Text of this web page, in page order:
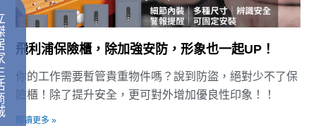
飛利浦保險櫃，除加強安防，形象也一起UP！
你的工作需要暫管貴重物件嗎？說到防盜，絕對少不了保
險櫃！除了提升安全，更可對外增加優良性印象！！
閱讀更多 »